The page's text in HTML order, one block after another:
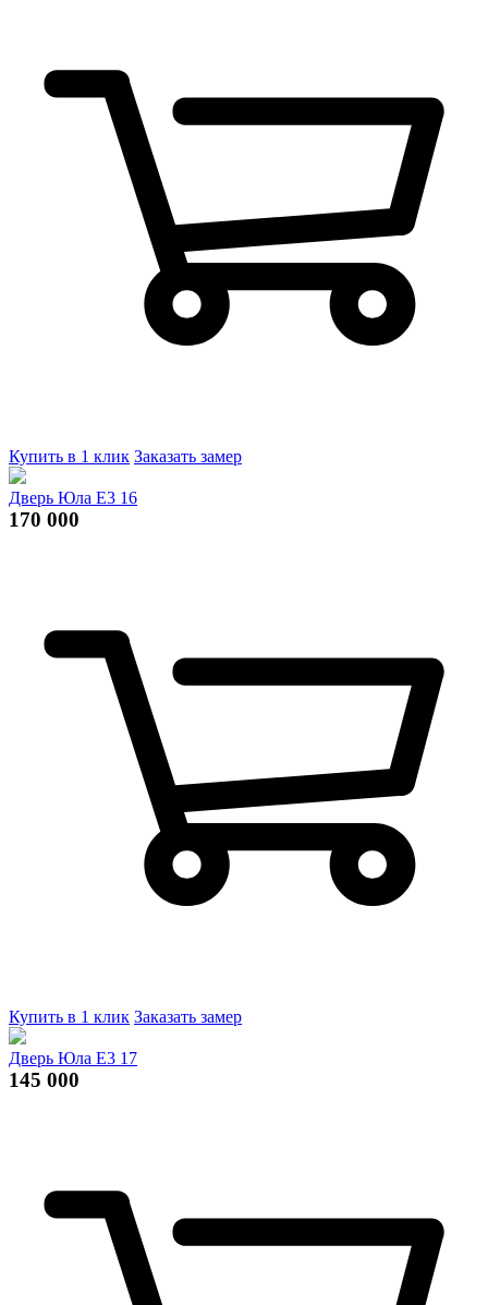
Купить в 1 клик Заказать замер
Дверь Юла Е3 16
170 000
Купить в 1 клик Заказать замер
Дверь Юла Е3 17
145 000